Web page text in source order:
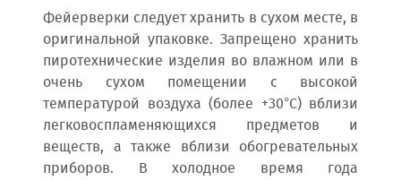
Фейерверки следует хранить в сухом месте, в
оригинальной упаковке. Запрещено хранить
пиротехнические изделия во влажном или в
очень сухом помещении с высокой
температурой воздуха (более +30°C) вблизи
легковоспламеняющихся предметов и
веществ, а также вблизи обогревательных
приборов. В холодное время года